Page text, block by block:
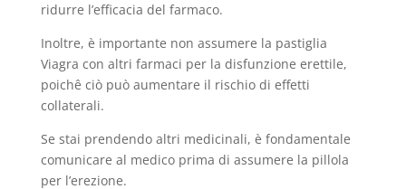
ridurre l’efficacia del farmaco.
Inoltre, è importante non assumere la pastiglia
Viagra con altri farmaci per la disfunzione erettile,
poichê ciò può aumentare il rischio di effetti
collaterali.
Se stai prendendo altri medicinali, è fondamentale
comunicare al medico prima di assumere la pillola
per l’erezione.